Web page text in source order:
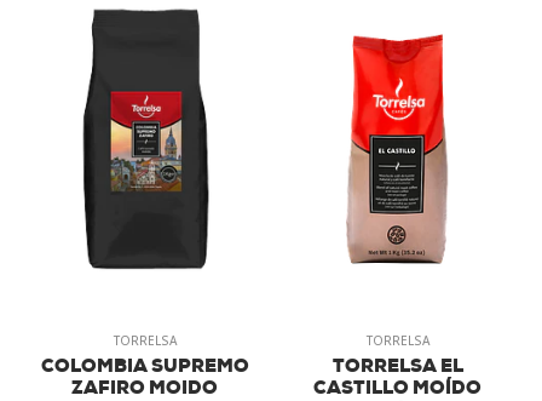
TORRELSA
COLOMBIA SUPREMO
ZAFIRO MOIDO
TORRELSA
TORRELSA EL
CASTILLO MOÍDO